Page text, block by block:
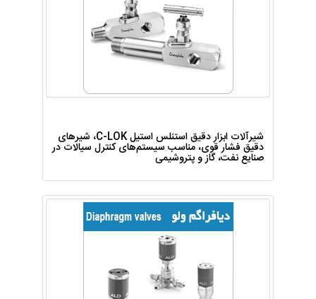
شیرآلات ابزار دقیق استنلس استیل C-LOK، شیرهای
دقیق فشار قوی، مناسب سیستم‌های کنترل سیالات در
صنایع نفت، گاز و پتروشیمی